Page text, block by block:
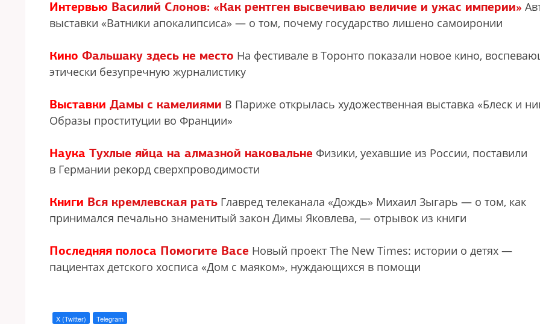
Интервью Василий Слонов: «Как рентген высвечиваю величие и ужас империи»
выставки «Ватники апокалипсиса» — о том, почему государство лишено самоиронии
Кино Фальшаку здесь не место На фестивале в Торонто показали новое кино,
этически безупречную журналистику
Выставки Дамы с камелиями В Париже открылась художественная выставка «Блеск и
Образы проституции во Франции»
Наука Тухлые яйца на алмазной наковальне Физики, уехавшие из России, поставили
в Германии рекорд сверхпроводимости
Книги Вся кремлевская рать Главред телеканала «Дождь» Михаил Зыгарь — о том, как
принимался печально знаменитый закон Димы Яковлева, — отрывок из книги
Последняя полоса Помогите Васе Новый проект The New Times: истории о детях —
пациентах детского хосписа «Дом с маяком», нуждающихся в помощи
X (Twitter) Telegram